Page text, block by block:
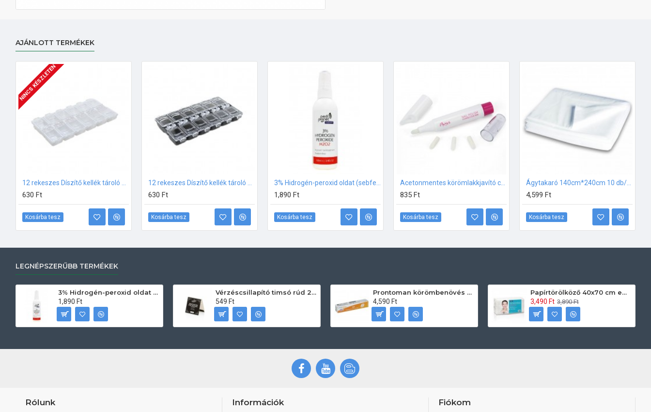
AJÁNLOTT TERMÉKEK
NINCS KÉSZLETEN
630 Ft
Kosárba tesz
630 Ft
Kosárba tesz
1,890 Ft
Kosárba tesz
835 Ft
Kosárba tesz
4,599 Ft
Kosárba tesz
LEGNÉPSZERŰBB TERMÉKEK
3% Hidrogén-peroxid oldat (sebfertőtlenítő) 100ml
1,890 Ft
Vérzéscsillapító timsó rúd 20db
549 Ft
Prontoman körömbenövés kezelő gél tamponáláshoz 20 ml
4,590 Ft
Papírtörölköző 40x70 cm egyszerhasználatos 60db/csomag
3,490 Ft 3,890 Ft
Rólunk Információk Fiókom